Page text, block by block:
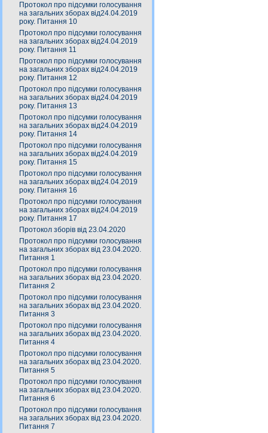
Протокол про підсумки голосування
на загальних зборах від24.04.2019
року. Питання 10
Протокол про підсумки голосування
на загальних зборах від24.04.2019
року. Питання 11
Протокол про підсумки голосування
на загальних зборах від24.04.2019
року. Питання 12
Протокол про підсумки голосування
на загальних зборах від24.04.2019
року. Питання 13
Протокол про підсумки голосування
на загальних зборах від24.04.2019
року. Питання 14
Протокол про підсумки голосування
на загальних зборах від24.04.2019
року. Питання 15
Протокол про підсумки голосування
на загальних зборах від24.04.2019
року. Питання 16
Протокол про підсумки голосування
на загальних зборах від24.04.2019
року. Питання 17
Протокол зборів від 23.04.2020
Протокол про підсумки голосування
на загальних зборах від 23.04.2020.
Питання 1
Протокол про підсумки голосування
на загальних зборах від 23.04.2020.
Питання 2
Протокол про підсумки голосування
на загальних зборах від 23.04.2020.
Питання 3
Протокол про підсумки голосування
на загальних зборах від 23.04.2020.
Питання 4
Протокол про підсумки голосування
на загальних зборах від 23.04.2020.
Питання 5
Протокол про підсумки голосування
на загальних зборах від 23.04.2020.
Питання 6
Протокол про підсумки голосування
на загальних зборах від 23.04.2020.
Питання 7